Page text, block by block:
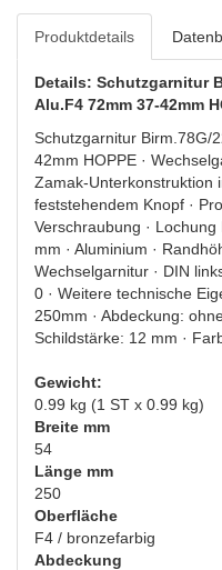
Produktdetails
Details: Schutzgarnitur
Alu.F4 72mm 37-42mm
Schutzgarnitur Birm.78G/
42mm HOPPE ·
Zamak-Unterkonstruktion
feststehendem Knopf ·
Verschraubung ·
mm · Aluminium ·
Wechselgarnitur · DIN
0 · Weitere technische
250mm · Abdeckung:
Schildstärke: 12 mm ·
Gewicht:
0.99 kg (1 ST x 0.99 kg)
Breite mm
54
Länge mm
250
Oberfläche
F4 / bronzefarbig
Abdeckung